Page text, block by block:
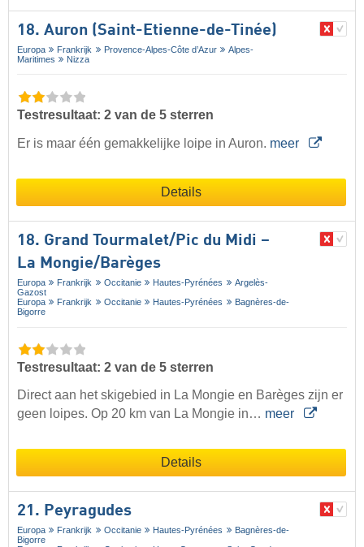
18. Auron (Saint-Etienne-de-Tinée)
Europa Frankrijk Provence-Alpes-Côte d’Azur
Alpes-
Maritimes
Nizza
Testresultaat: 2 van de 5 sterren
Er is maar één gemakkelijke loipe in Auron. meer
Details
18. Grand Tourmalet/​Pic du Midi –
La Mongie/​Barèges
Europa Frankrijk Occitanie Hautes-Pyrénées
Argelès-
Gazost
Europa
Frankrijk Occitanie Hautes-Pyrénées
Bagnères-de-
Bigorre
Testresultaat: 2 van de 5 sterren
Direct aan het skigebied in La Mongie en Barèges zijn er
geen loipes. Op 20 km van La Mongie in… meer
Details
21. Peyragudes
Europa Frankrijk Occitanie Hautes-Pyrénées
Bagnères-de-
Bigorre